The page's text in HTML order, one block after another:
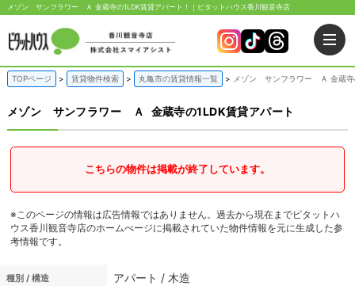
メゾン サンフラワー Ａ 金蔵寺の1LDK賃貸アパート！｜ピタットハウス香川観音寺店
TOPページ 賃貸物件検索 丸亀市の賃貸情報一覧 メゾン サンフラワー Ａ 金蔵寺
メゾン サンフラワー Ａ 金蔵寺の1LDK賃貸アパート
こちらの物件は掲載が終了しています。
※このページの情報は広告情報ではありません。過去から現在までピタットハ
ウス香川観音寺店のホームぺージに掲載されていた物件情報を元に生成した参
考情報です。
種別 / 構造 アパート / 木造